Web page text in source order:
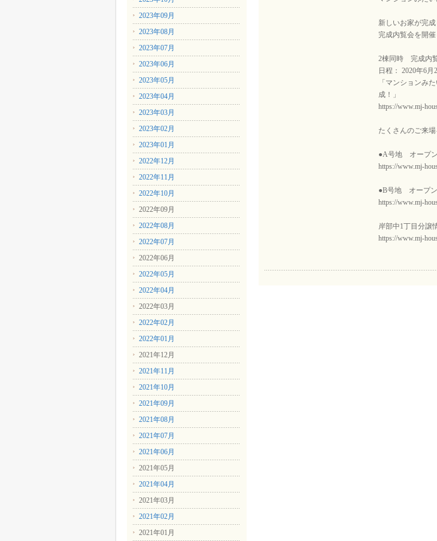
2023年09月
2023年08月
2023年07月
2023年06月
2023年05月
2023年04月
2023年03月
2023年02月
2023年01月
2022年12月
2022年11月
2022年10月
2022年09月
2022年08月
2022年07月
2022年06月
2022年05月
2022年04月
2022年03月
2022年02月
2022年01月
2021年12月
2021年11月
2021年10月
2021年09月
2021年08月
2021年07月
2021年06月
2021年05月
2021年04月
2021年03月
2021年02月
2021年01月
新しいお家が完
完成内覧会を開催
2棟同時 完成内
日程： 2020年6
「マンションみ
成！」
https://www.mj-
たくさんのご来
●A号地 オープ
https://www.mj-
●B号地 オープ
https://www.mj-
岸部中1丁目分譲
https://www.mj-